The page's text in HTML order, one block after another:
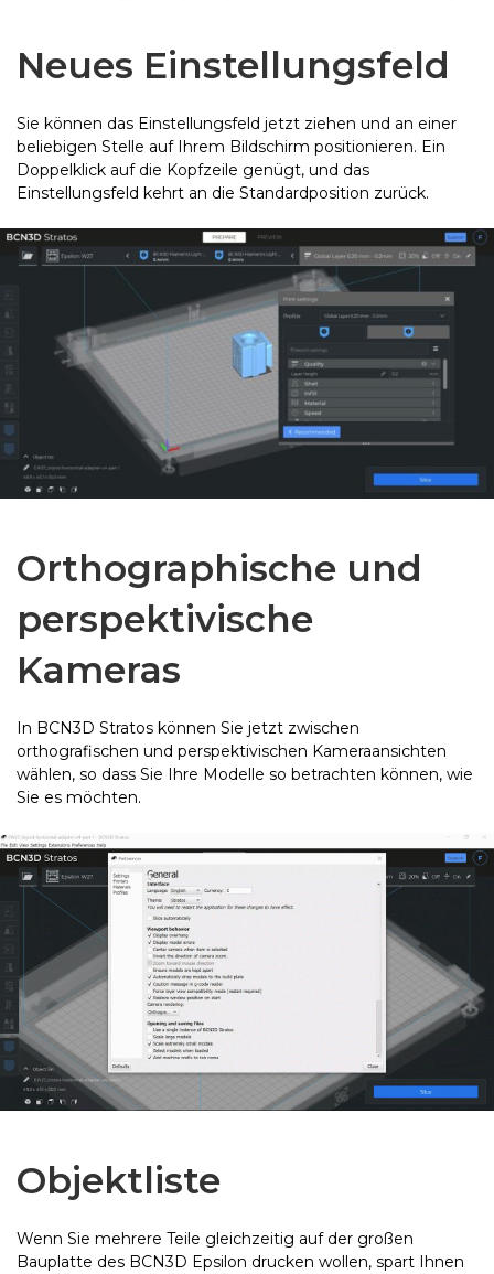
Neues Einstellungsfeld
Sie können das Einstellungsfeld jetzt ziehen und an einer
beliebigen Stelle auf Ihrem Bildschirm positionieren. Ein
Doppelklick auf die Kopfzeile genügt, und das
Einstellungsfeld kehrt an die Standardposition zurück.
Orthographische und
perspektivische
Kameras
In BCN3D Stratos können Sie jetzt zwischen
orthografischen und perspektivischen Kameraansichten
wählen, so dass Sie Ihre Modelle so betrachten können, wie
Sie es möchten.
Objektliste
Wenn Sie mehrere Teile gleichzeitig auf der großen
Bauplatte des BCN3D Epsilon drucken wollen, spart Ihnen